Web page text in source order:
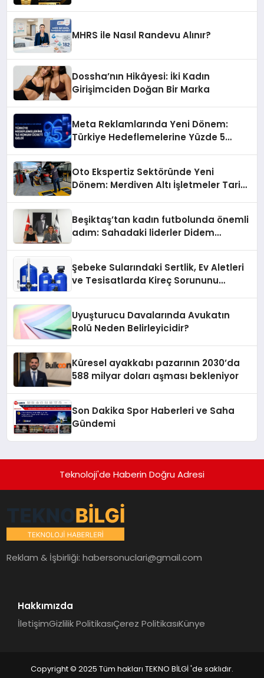
MHRS ile Nasıl Randevu Alınır?
Dossha’nın Hikâyesi: İki Kadın
Girişimciden Doğan Bir Marka
Meta Reklamlarında Yeni Dönem:
Türkiye Hedeflemelerine Yüzde 5
Oto Ekspertiz Sektöründe Yeni
Dönem: Merdiven Altı İşletmeler Tarih
Beşiktaş’tan kadın futbolunda önemli
adım: Sahadaki liderler Didem
Şebeke Sularındaki Sertlik, Ev Aletleri
ve Tesisatlarda Kireç Sorununu
Uyuşturucu Davalarında Avukatın
Rolü Neden Belirleyicidir?
Küresel ayakkabı pazarının 2030’da
588 milyar doları aşması bekleniyor
Son Dakika Spor Haberleri ve Saha
Gündemi
Teknoloji'de Haberin Doğru Adresi
Reklam & İşbirliği:habersonuclari@gmail.com
Hakkımızda
İletişimGizlilik PolitikasıÇerez PolitikasıKünye
Copyright © 2025 Tüm hakları TEKNO BİLGİ 'de saklıdır.